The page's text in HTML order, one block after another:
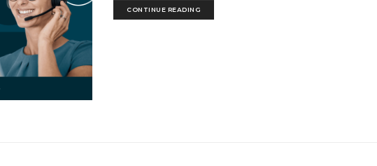
CONTINUE READING